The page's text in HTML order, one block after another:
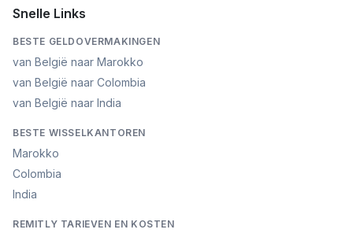
Snelle Links
BESTE GELDOVERMAKINGEN
van België naar Marokko
van België naar Colombia
van België naar India
BESTE WISSELKANTOREN
Marokko
Colombia
India
REMITLY TARIEVEN EN KOSTEN